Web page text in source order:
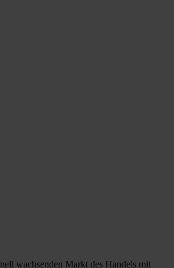
wachsenden Markt des Handels mit